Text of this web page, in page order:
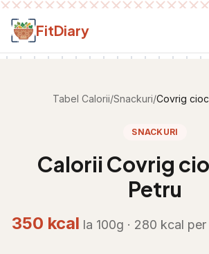
Salt la conținut
FitDiary
Tabel Calorii/Snackuri/Covrig
SNACKURI
Calorii Covrig
Petru
350 kcal la 100g · 280 kcal per